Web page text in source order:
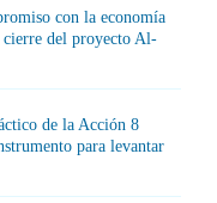
con la economía
del proyecto Al-
de la Acción 8
para levantar